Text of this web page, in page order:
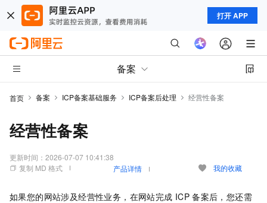
打开 APP
备案
首页 备案 ICP备案基础服务 ICP备案后处理 经营性备案
经营性备案
更新时间： 2026-07-07 10:41:38
复制 MD 格式
产品详情 我的收藏
如果您的网站涉及经营性业务，在网站完成 ICP 备案后，您还需